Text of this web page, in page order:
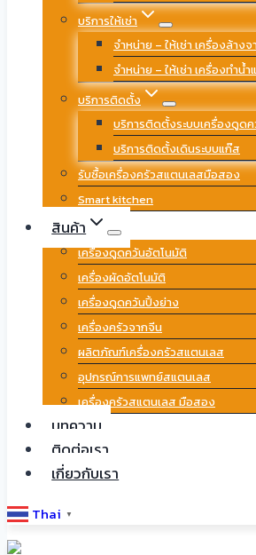
บริการให้เช่า
จำหน่าย – ให้เช่า เครื่องล้าง
จำหน่าย – ให้เช่า เครื่องทำน้
บริการติดตั้ง
บริการติดตั้งระบบเครื่องดูด
บริการติดตั้งเดินระบบแก๊ส
รับซื้อเครื่องครัวสแตนเลสมือสอง
Smart kitchen
สินค้า
เครื่องดูดควันอัตโนมัติ
เครื่องผัดอัตโนมัติ
เครื่องดูดควันปิ้งย่าง
เครื่องครัวจากจีน
ผลิตภัณฑ์เครื่องครัวสแตนเลส
อุปกรณ์การแพทย์สแตนเลส
เครื่องครัวสแตนเลส มือสอง
บทความ
ติดต่อเรา
เกี่ยวกับเรา
Thai ▼